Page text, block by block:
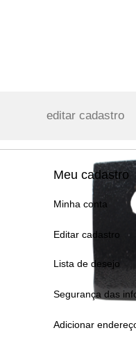
editar cadastro
Meu cadastro
Minha conta
Editar cadastro
Lista de desejo
Segurança das
Adicionar